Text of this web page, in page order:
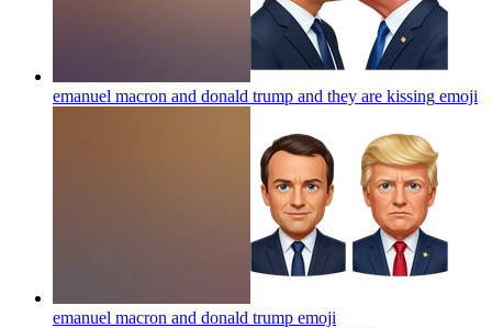
emanuel macron and donald trump and they are kissing emoji
emanuel macron and donald trump emoji